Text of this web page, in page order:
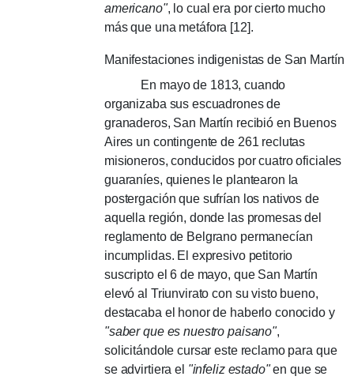
americano", lo cual era por cierto mucho
más que una metáfora [12].
Manifestaciones indigenistas de San Martín
En mayo de 1813, cuando
organizaba sus escuadrones de
granaderos, San Martín recibió en Buenos
Aires un contingente de 261 reclutas
misioneros, conducidos por cuatro oficiales
guaraníes, quienes le plantearon la
postergación que sufrían los nativos de
aquella región, donde las promesas del
reglamento de Belgrano permanecían
incumplidas. El expresivo petitorio
suscripto el 6 de mayo, que San Martín
elevó al Triunvirato con su visto bueno,
destacaba el honor de haberlo cono­cido y
"saber que es nuestro paisano",
solicitándole cursar este reclamo para que
se advirtiera el "infeliz estado"en que se